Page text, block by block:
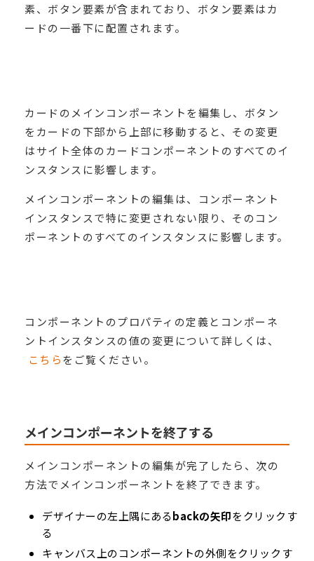
素、ボタン要素が含まれており、ボタン要素はカ
ードの一番下に配置されます。
カードのメインコンポーネントを編集し、ボタン
をカードの下部から上部に移動すると、その変更
はサイト全体のカードコンポーネントのすべてのイ
ンスタンスに影響します。
メインコンポーネントの編集は、コンポーネント
インスタンスで特に変更されない限り、そのコン
ポーネントのすべてのインスタンスに影響します。
コンポーネントのプロパティの定義とコンポーネ
ントインスタンスの値の変更について詳しくは、
こちらをご覧ください。
メインコンポーネントを終了する
メインコンポーネントの編集が完了したら、次の
方法でメインコンポーネントを終了できます。
デザイナーの左上隅にあるbackの矢印をクリックす
る
キャンバス上のコンポーネントの外側をクリックす